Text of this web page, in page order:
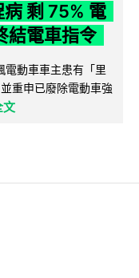
剩 75% 電
結電車指令
電動車車主患有「里
重申已廢除電動車強
文